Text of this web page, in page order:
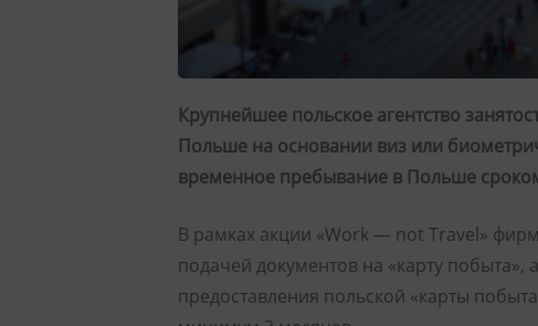
Крупнейшее польское агентство
Польше на основании виз или
временное пребывание в Польше
В рамках акции «Work — not Travel»
подачей документов на «карту побыта»,
предоставления польской «карты